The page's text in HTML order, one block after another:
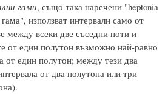
гами, също така наречени "heptonia
използват интервали само от
между всеки две съседни ноти и
от един полутон възможно най-равно
от един полутон; между тези два
от два полутона или три